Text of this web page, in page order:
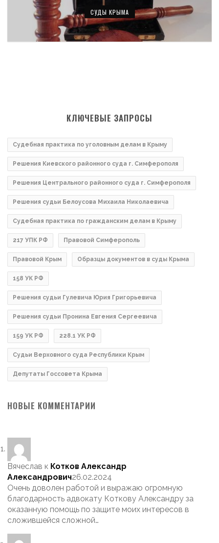
СУДЫ КРЫМА
КЛЮЧЕВЫЕ ЗАПРОСЫ
Судебная практика по уголовным делам в Крыму
Решения Киевского районного суда г. Симферополя
Решения Центрального районного суда г. Симферополя
Решения судьи Белоусова Михаила Николаевича
Судебная практика по гражданским делам в Крыму
217 УПК РФ Правовой Симферополь
Правовой Крым Образцы документов в суды Крыма
158 УК РФ
Решения судьи Гулевича Юрия Григорьевича
Решения судьи Пронина Евгения Сергеевича
159 УК РФ 228.1 УК РФ
Судьи Верховного суда Республики Крым
Депутаты Госсовета Крыма
НОВЫЕ КОММЕНТАРИИ
Вячеслав к Котков Александр
Александрович26.02.2024
Очень доволен работой и выражаю огромную
благодарность адвокату Коткову Александру за
оказанную помощь по защите моих интересов в
сложившейся сложной…